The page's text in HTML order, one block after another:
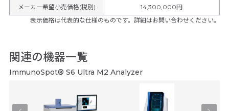
メーカー希望小売価格(税別)
14,300,000円
表示価格は代表的な仕様のものです。詳細はお問い合わせください。
関連の機器一覧
ImmunoSpot® S6 Ultra M2 Analyzer